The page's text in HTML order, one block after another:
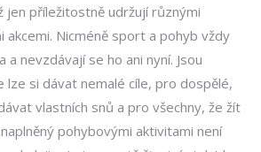
jen příležitostně udržují různými
Nicméně sport a pohyb vždy
nevzdávají se ho ani nyní. Jsou
lze si dávat nemalé cíle, pro dospělé,
vlastních snů a pro všechny, že žít
pohybovými aktivitami není